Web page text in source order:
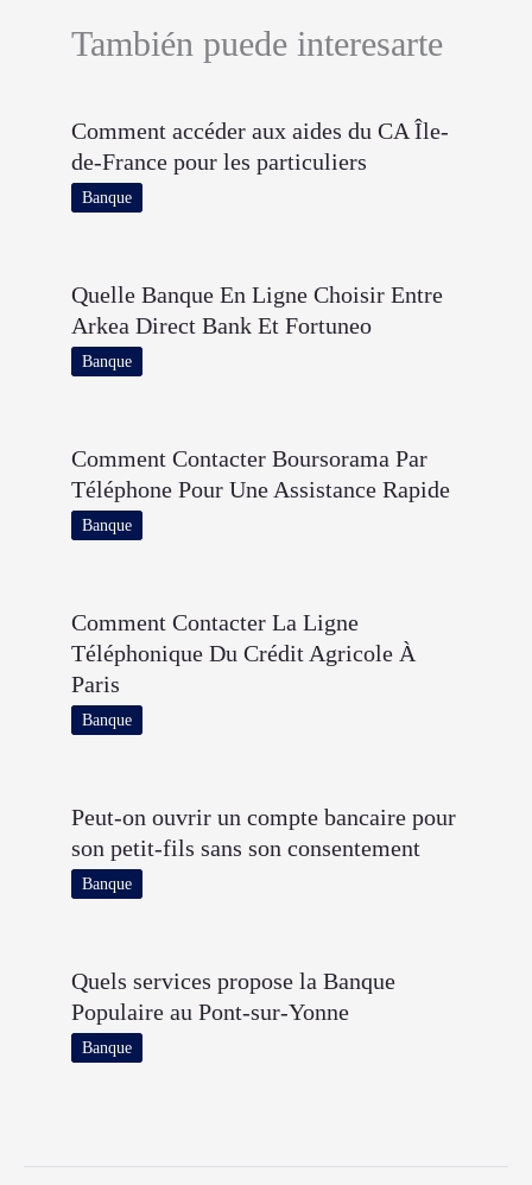
También puede interesarte
Comment accéder aux aides du CA Île-
de-France pour les particuliers
Banque
Quelle Banque En Ligne Choisir Entre
Arkea Direct Bank Et Fortuneo
Banque
Comment Contacter Boursorama Par
Téléphone Pour Une Assistance Rapide
Banque
Comment Contacter La Ligne
Téléphonique Du Crédit Agricole À
Paris
Banque
Peut-on ouvrir un compte bancaire pour
son petit-fils sans son consentement
Banque
Quels services propose la Banque
Populaire au Pont-sur-Yonne
Banque